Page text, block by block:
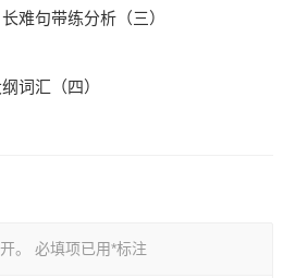
难句带练分析（三）
词汇（四）
。 必填项已用*标注